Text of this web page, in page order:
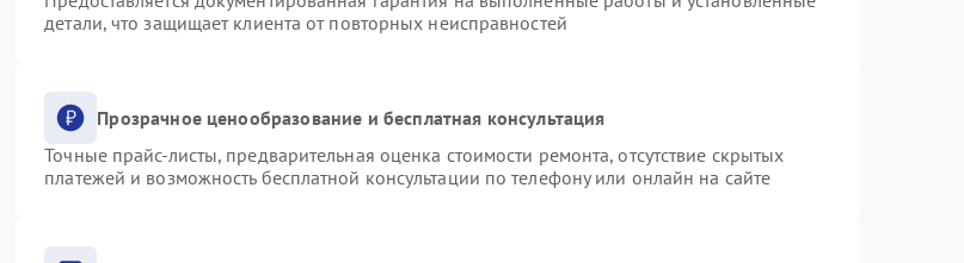
детали, что защищает клиента от повторных неисправностей
Прозрачное ценообразование и бесплатная консультация
Точные прайс-листы, предварительная оценка стоимости ремонта, отсутствие скрытых
платежей и возможность бесплатной консультации по телефону или онлайн на сайте